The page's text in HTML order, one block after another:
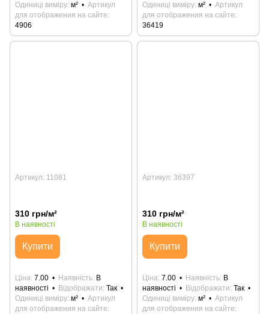
Одиниці виміру м²
Артикул
для отображения на сайте
4906
Одиниці виміру м²
Артикул
для отображения на сайте
36419
Артикул: 11081
310 грн/м²
В наявності
Купити
Ціна 7.00 Наявність В
наявності
Відображати Так
Одиниці виміру м²
Артикул
для отображения на сайте
Артикул: 36397
310 грн/м²
В наявності
Купити
Ціна 7.00 Наявність В
наявності
Відображати Так
Одиниці виміру м²
Артикул
для отображения на сайте